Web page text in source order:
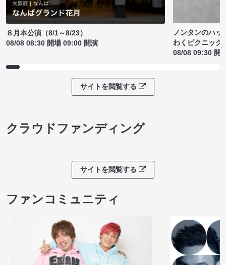
８月本公演（8/1～8/23）
08/08 08:30 開場 09:00 開演
ノンタンのハッ
わくピクニック
08/08 09:30 開
サイトを閲覧する
クラウドファンディング
サイトを閲覧する
ファンコミュニティ